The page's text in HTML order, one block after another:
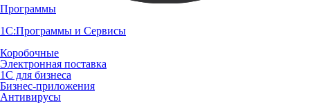
Программы
1С:Программы и Сервисы
Коробочные
Электронная поставка
1С для бизнеса
Бизнес-приложения
Антивирусы